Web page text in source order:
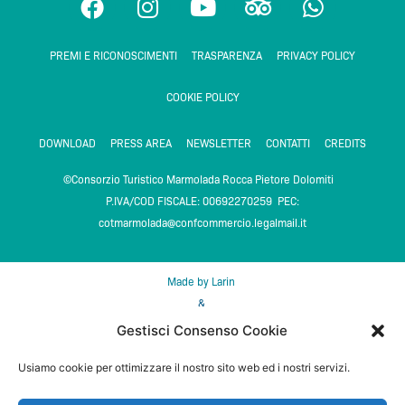
Gestisci Consenso Cookie
Usiamo cookie per ottimizzare il nostro sito web ed i nostri servizi.
a
e
o
n
t
r
m
o
t
u
e
r
p
v
s
o
r
h
t
p
PREMI E RICONOSCIMENTI TRASPARENZA PRIVACY POLICY
COOKIE POLICY
DOWNLOAD PRESS AREA NEWSLETTER CONTATTI CREDITS
©Consorzio Turistico Marmolada Rocca Pietore Dolomiti
P.IVA/COD FISCALE: 00692270259 PEC:
cotmarmolada@confcommercio.legalmail.it
Made by Larin
&
DMS Feratel media technologies